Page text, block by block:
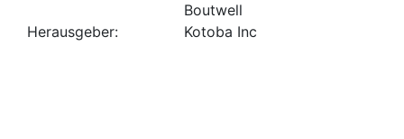
Boutwell
Herausgeber:
Kotoba Inc